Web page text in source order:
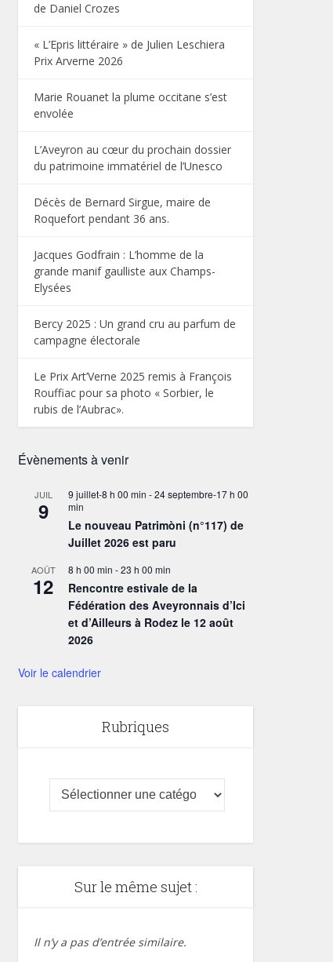
de Daniel Crozes
« L’Epris littéraire » de Julien Leschiera
Prix Arverne 2026
Marie Rouanet la plume occitane s’est
envolée
L’Aveyron au cœur du prochain dossier
du patrimoine immatériel de l’Unesco
Décès de Bernard Sirgue, maire de
Roquefort pendant 36 ans.
Jacques Godfrain : L’homme de la
grande manif gaulliste aux Champs-
Elysées
Bercy 2025 : Un grand cru au parfum de
campagne électorale
Le Prix Art’Verne 2025 remis à François
Rouffiac pour sa photo « Sorbier, le
rubis de l’Aubrac».
Évènements à venir
JUIL
9
9 juillet-8 h 00 min -24 septembre-17 h 00
min
Le nouveau Patrimòni (n°117) de
Juillet 2026 est paru
AOÛT
12
8 h 00 min -23 h 00 min
Rencontre estivale de la
Fédération des Aveyronnais d’Ici
et d’Ailleurs à Rodez le 12 août
2026
Voir le calendrier
Rubriques
Sur le même sujet :
Il n’y a pas d’entrée similaire.